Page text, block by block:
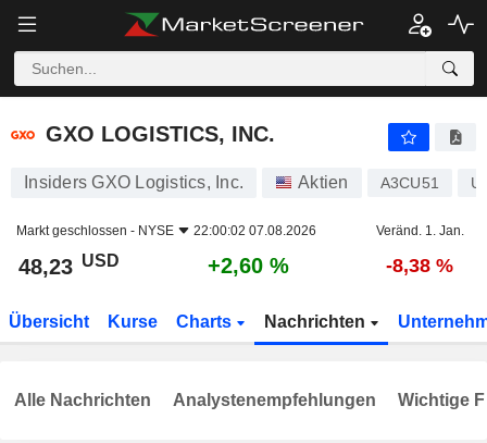
GXO LOGISTICS, INC.
GXO LOGISTICS, INC.
Insiders GXO Logistics, Inc. Aktien A3CU51
Markt geschlossen - NYSE 22:00:02 07.08.2026 Veränd. 1. Jan.
48,23 USD +2,60 % -8,38 %
Übersicht Kurse Charts Nachrichten
Alle Nachrichten Analystenempfehlungen Wichtige